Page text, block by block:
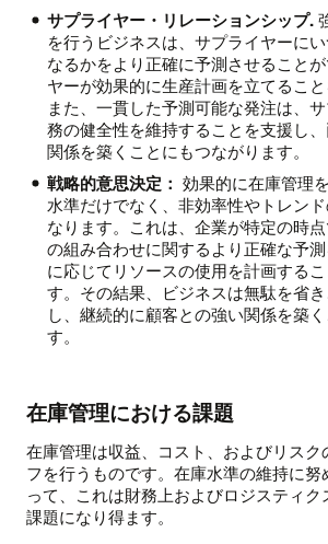
サプライヤー・リレーションシップ.
を行うビジネスは、サプライヤーに
なるかをより正確に予測させること
ヤーが効果的に生産計画を立てること
また、一貫した予測可能な発注は、
務の健全性を維持することを支援し
関係を築くことにもつながります。
戦略的意思決定： 効果的に在庫管理
水準だけでなく、非効率性やトレン
なります。これは、企業が特定の時
の組み合わせに関するより正確な予
に応じてリソースの使用を計画する
す。その結果、ビジネスは無駄を省
し、継続的に顧客との強い関係を築
す。
在庫管理における課題
在庫管理は収益、コスト、およびリスク
フを行うものです。在庫水準の維持に努
って、これは財務上およびロジスティク
課題になり得ます。